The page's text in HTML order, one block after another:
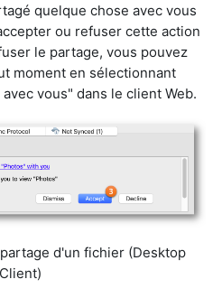
quelque chose avec vous
ou refuser cette action
le partage, vous pouvez
moment en sélectionnant
vous" dans le client Web.
d'un fichier (Desktop
Client)